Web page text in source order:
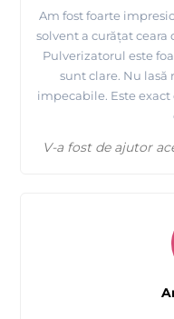
Am fost foarte
solvent a curățat
Pulverizatorul este
sunt clare. Nu lasă
impecabile. Este
V-a fost de ajutor